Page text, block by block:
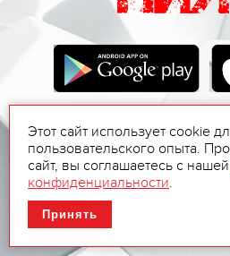
Этот сайт использует cookie
пользовательского опыта.
сайт, вы соглашаетесь с нашей
конфиденциальности.
Принять